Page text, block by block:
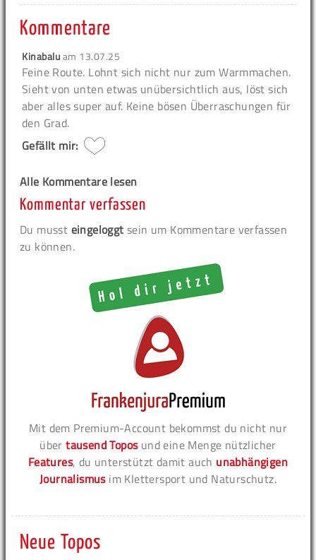
Kommentare
Kinabaluam 13.07.25
Feine Route. Lohnt sich nicht nur zum Warmmachen.
Sieht von unten etwas unübersichtlich aus, löst sich
aber alles super auf. Keine bösen Überraschungen für
den Grad.
Gefällt mir:
Alle Kommentare lesen
Kommentar verfassen
Du musst eingeloggt sein um Kommentare verfassen
zu können.
Mit dem Premium-Account bekommst du nicht nur
übertausend Toposund eine Menge nützlicher
Features, du unterstützt damit auch unabhängigen
Journalismusim Klettersport und Naturschutz.
Neue Topos